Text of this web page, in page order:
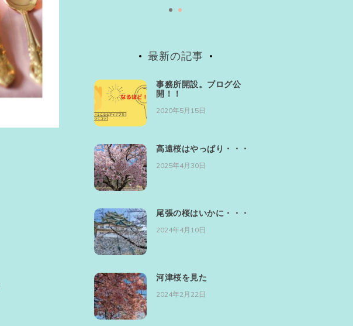
最新の記事
事務所開設。ブログ公
開！！
2020年5月15日
高遠桜はやっぱり・・・
2025年4月30日
尾張の桜はいかに・・・
2024年4月10日
河津桜を見た
2024年2月22日